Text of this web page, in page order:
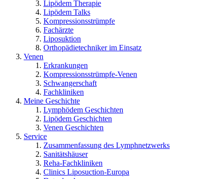
Lipödem Therapie
Lipödem Talks
Kompressionsstrümpfe
Fachärzte
Liposuktion
Orthopädietechniker im Einsatz
Venen
Erkrankungen
Kompressionsstrümpfe-Venen
Schwangerschaft
Fachkliniken
Meine Geschichte
Lymphödem Geschichten
Lipödem Geschichten
Venen Geschichten
Service
Zusammenfassung des Lymphnetzwerks
Sanitätshäuser
Reha-Fachkliniken
Clinics Liposuction-Europa